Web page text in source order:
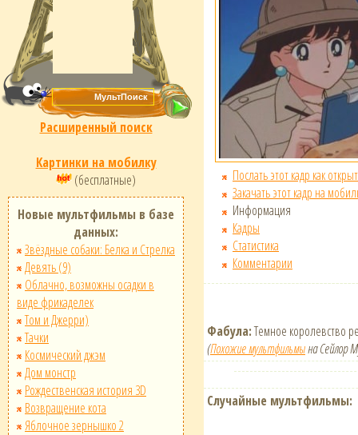
Расширенный поиск
Картинки на мобилку
(бесплатные)
Новые мультфильмы в базе
данных:
Звёздные собаки: Белка и Стрелка
Девять (9)
Облачно, возможны осадки в
виде фрикаделек
Том и Джерри)
Тачки
Космический джэм
Дом монстр
Рождественская история 3D
Возвращение кота
Яблочное зернышко 2
Послать этот кадр как
Закачать этот кадр на
Информация
Кадры
Статистика
Комментарии
Фабула:Темное королевство
(Похожие мультфильмына Сейлор
Случайные мультфильмы: